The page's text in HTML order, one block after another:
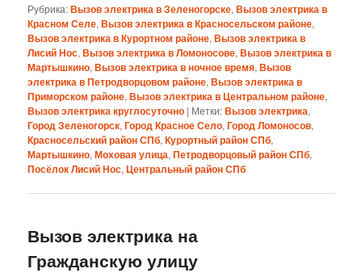
Рубрика:Вызов электрика в Зеленогорске,Вызов электрика в
Красном Селе,Вызов электрика в Красносельском районе,
Вызов электрика в Курортном районе,Вызов электрика в
Лисий Нос,Вызов электрика в Ломоносове,Вызов электрика в
Мартышкино,Вызов электрика в ночное время,Вызов
электрика в Петродворцовом районе,Вызов электрика в
Приморском районе,Вызов электрика в Центральном районе,
Вызов электрика круглосуточно | Метки:Вызов электрика,
Город Зеленогорск,Город Красное Село,Город Ломоносов,
Красносельский район СПб,Курортный район СПб,
Мартышкино,Моховая улица,Петродворцовый район СПб,
Посёлок Лисий Нос,Центральный район СПб
Вызов электрика на
Гражданскую улицу